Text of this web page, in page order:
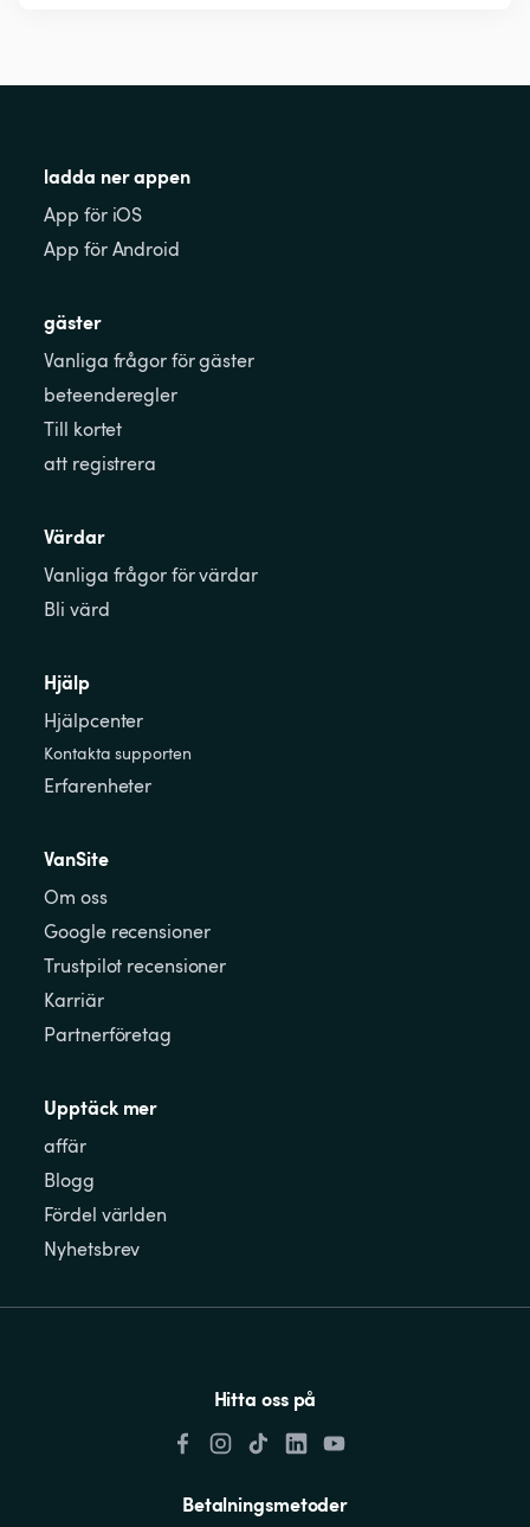
ladda ner appen
App för iOS
App för Android
gäster
Vanliga frågor för gäster
beteenderegler
Till kortet
att registrera
Värdar
Vanliga frågor för värdar
Bli värd
Hjälp
Hjälpcenter
Kontakta supporten
Erfarenheter
VanSite
Om oss
Google recensioner
Trustpilot recensioner
Karriär
Partnerföretag
Upptäck mer
affär
Blogg
Fördel världen
Nyhetsbrev
Hitta oss på
Betalningsmetoder